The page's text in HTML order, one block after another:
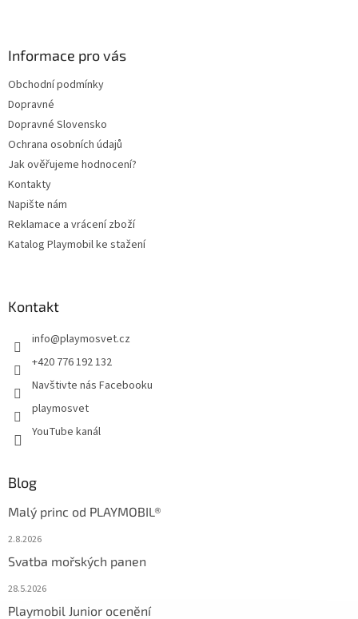
Informace pro vás
Obchodní podmínky
Dopravné
Dopravné Slovensko
Ochrana osobních údajů
Jak ověřujeme hodnocení?
Kontakty
Napište nám
Reklamace a vrácení zboží
Katalog Playmobil ke stažení
Kontakt
info@playmosvet.cz
+420 776 192 132
Navštivte nás Facebooku
playmosvet
YouTube kanál
Blog
Malý princ od PLAYMOBIL®
2.8.2026
Svatba mořských panen
28.5.2026
Playmobil Junior ocenění